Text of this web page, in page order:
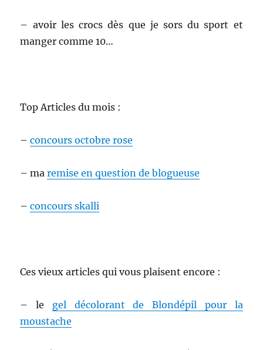
– avoir les crocs dès que je sors du sport et
manger comme 10…
Top Articles du mois :
–concours octobre rose
– maremise en question de blogueuse
–concours skalli
Ces vieux articles qui vous plaisent encore :
– le gel décolorant de Blondépil pour la
moustache